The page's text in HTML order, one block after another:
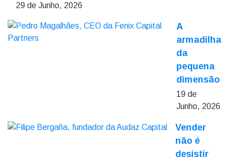
29 de Junho, 2026
A
armadilha
da
pequena
dimensão
19 de
Junho, 2026
Vender
não é
desistir